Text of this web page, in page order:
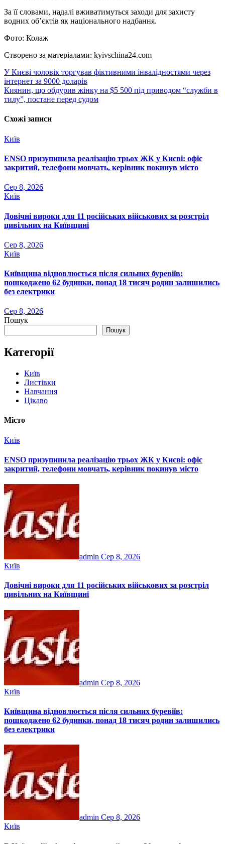
За її словами, надалі вживатимуться заходи для захисту
водних об’єктів як національного надбання.
Фото: Колаж
Створено за матеріалами: kyivschina24.com
Навігація
записів
У Києві чоловік торгував фіктивними інвалідностями через
інтернет за 9000 доларів
Киянин, що обдурив жінку на $5 500 під приводом “служби в
тилу”, постане перед судом
Схожі записи
Київ
ENSO призупинила реалізацію трьох ЖК у Києві: офіс
закритий, телефони мовчать, керівник покинув місто
Сер 8, 2026
Київ
Довічні вироки для 11 російських військових за розстріл
цивільних на Київщині
Сер 8, 2026
Київ
Київщина відновлюється після сильних буревіїв:
пошкоджено 62 будинки, понад 18 тисяч родин залишились
без електрики
Сер 8, 2026
Пошук
Пошук
Категорії
Київ
Листівки
Навчання
Цікаво
Місто
Київ
ENSO призупинила реалізацію трьох ЖК у Києві: офіс
закритий, телефони мовчать, керівник покинув місто
admin Сер 8, 2026
Київ
Довічні вироки для 11 російських військових за розстріл
цивільних на Київщині
admin Сер 8, 2026
Київ
Київщина відновлюється після сильних буревіїв:
пошкоджено 62 будинки, понад 18 тисяч родин залишились
без електрики
admin Сер 8, 2026
Київ